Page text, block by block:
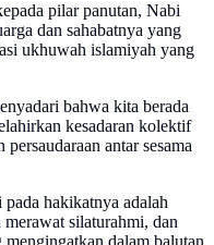
pilar panutan, Nabi
dan sahabatnya yang
ukhuwah islamiyah yang
bahwa kita berada
kesadaran kolektif
antar sesama
hakikatnya adalah
silaturahmi, dan